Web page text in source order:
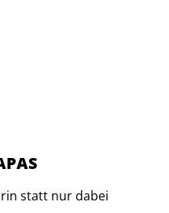
statt nur dabei